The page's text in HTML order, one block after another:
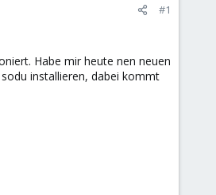
#1
Habe mir heute nen neuen
installieren, dabei kommt